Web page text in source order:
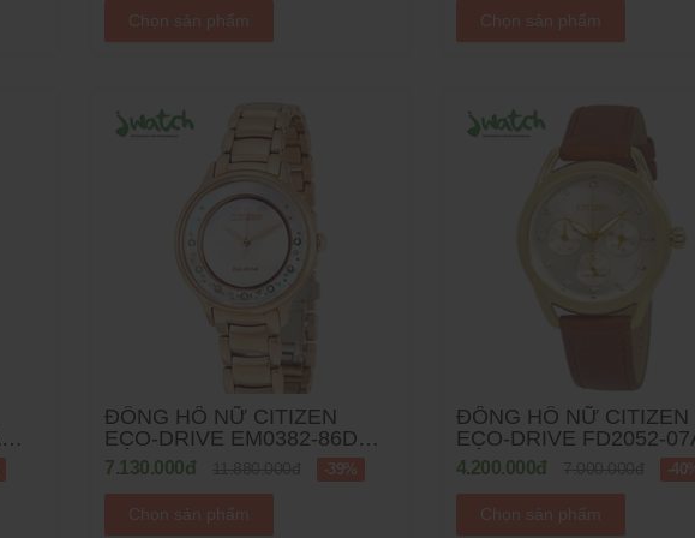
Chọn sản phẩm Chọn sản phẩm
ĐỒNG HỒ NỮ CITIZEN
ECO-DRIVE EM0382-86D
DÂY KIM LOẠI
7.130.000đ -39%
Chọn sản phẩm
ĐỒNG HỒ NỮ CITIZEN
ECO-DRIVE FD2052-07A
DÂY DA
4.200.000đ -
Chọn sản phẩm